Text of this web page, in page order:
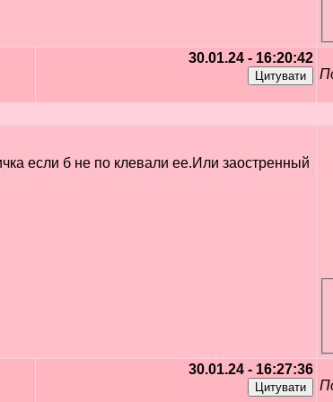
30.01.24 - 16:20:42
если б не по клевали ее.Или заостренный
30.01.24 - 16:27:36